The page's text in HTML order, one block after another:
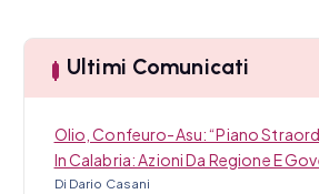
c
a
Ultimi Comunicati
Olio, Confeuro-Asu: “Piano
In Calabria: Azioni Da Regione E
Di Dario Casani